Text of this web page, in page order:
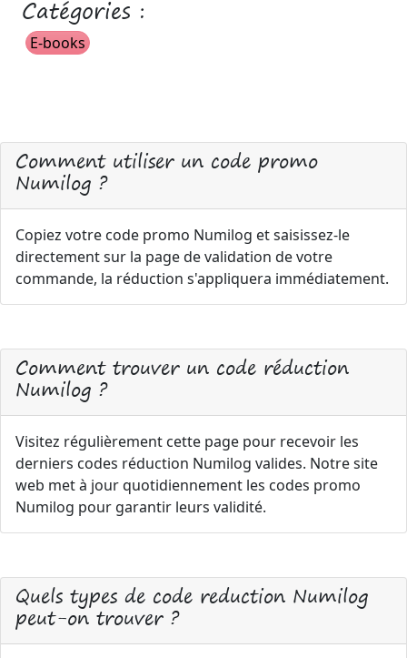
Catégories :
E-books
Comment utiliser un code promo
Numilog ?
Copiez votre code promo Numilog et saisissez-le
directement sur la page de validation de votre
commande, la réduction s'appliquera immédiatement.
Comment trouver un code réduction
Numilog ?
Visitez régulièrement cette page pour recevoir les
derniers codes réduction Numilog valides. Notre site
web met à jour quotidiennement les codes promo
Numilog pour garantir leurs validité.
Quels types de code reduction Numilog
peut-on trouver ?